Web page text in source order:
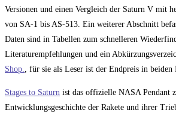
Versionen und einen Vergleich der Saturn V mit
von SA-1 bis AS-513. Ein weiterer Abschnitt
Daten sind in Tabellen zum schnelleren
Literaturempfehlungen und ein
Shop., für sie als Leser ist der Endpreis in beiden
Stages to Saturn ist das offizielle NASA Pendant
Entwicklungsgeschichte der Rakete und ihrer